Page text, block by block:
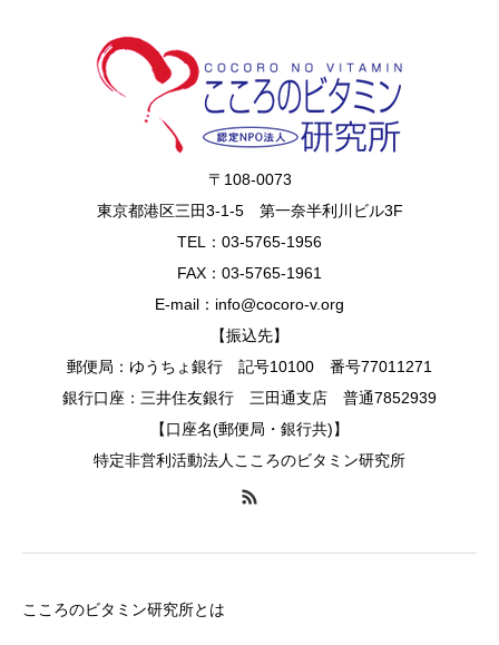
〒108-0073
東京都港区三田3-1-5 第一奈半利川ビル3F
TEL：03-5765-1956
FAX：03-5765-1961
E-mail：info@cocoro-v.org
【振込先】
郵便局：ゆうちょ銀行 記号10100 番号77011271
銀行口座：三井住友銀行 三田通支店 普通7852939
【口座名(郵便局・銀行共)】
特定非営利活動法人こころのビタミン研究所
こころのビタミン研究所とは